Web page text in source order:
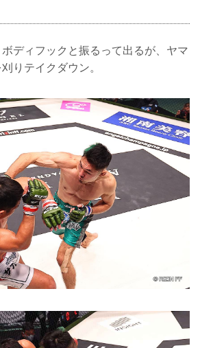
ディフックと振るって出るが、ヤマ
りテイクダウン。